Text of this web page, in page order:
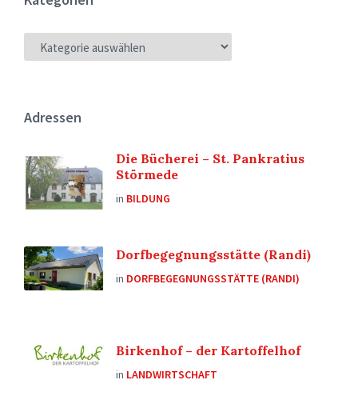
Adressen
Die Bücherei – St. Pankratius
Störmede
in BILDUNG
Dorfbegegnungsstätte (Randi)
in DORFBEGEGNUNGSSTÄTTE (RANDI)
Birkenhof – der Kartoffelhof
in LANDWIRTSCHAFT